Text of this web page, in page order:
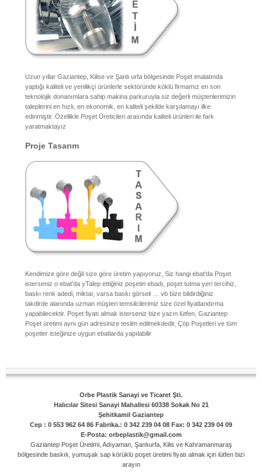
Uzun yıllar Gaziantep, Kilise ve Şanlı urfa bölgesinde Poşet imalatında
yaptığı kaliteli ve yenilikçi ürünlerle sektöründe köklü firmamız en son
teknolojik donanımlara sahip makina parkuruyla siz değerli müşterilerimizin
taleplerini en hızlı, en ekonomik, en kaliteli şekilde karşılamayı ilke
edinmiştir. Özellikle Poşet Üreticileri arasında kaliteli ürünleri ile fark
yaratmaktayız
Proje Tasarım
Kendimize göre değil size göre üretim yapıyoruz, Siz hangi ebat'da Poşet
isterseniz o ebat'da yTalep ettiğiniz poşetin ebadı, poşet tutma yeri tercihiz,
baskı renk adedi, miktar, varsa baskı görseli … vb bize bildirdiğiniz
takdirde alanında uzman müşteri temsilcilerimiz size özel fiyatlandırma
yapabilecektir. Poşet fiyatı almak isterseniz bize yazın lütfen, Gaziantep
Poşet üretimi aynı gün adresinize teslim edilmekdedir, Çöp Poşetleri ve tüm
poşetler isteğinize uygun ebatlarda yapılabilir
Orbe Plastik Sanayi ve Ticaret Şti.
Halıcılar Sitesi Sanayi Mahallesi 60338 Sokak No 21
Şehitkamil Gaziantep
Cep : 0 553 962 64 86 Fabrika.: 0 342 239 04 08 Fax: 0 342 239 04 09
E-Posta: orbeplastik@gmail.com
Gaziantep Poşet Üretimi, Adıyaman, Şanlıurfa, Kilis ve Kahramanmaraş
bölgesinde baskılı, yumuşak sap körüklü poşet üretimi fiyatı almak için lütfen bizi
arayın